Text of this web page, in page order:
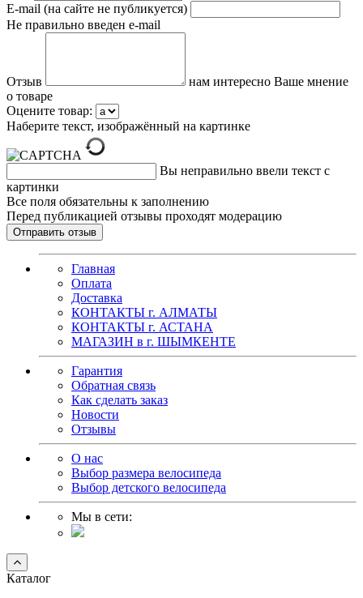
E-mail (на сайте не публикуется)
Не правильно введен e-mail
Отзыв
нам интересно Ваше мнение
о товаре
Оцените товар:
Наберите текст, изображённый на картинке
Вы неправильно ввели текст с
картинки
Все поля обязательны к заполнению
Перед публикацией отзывы проходят модерацию
Главная
Оплата
Доставка
КОНТАКТЫ г. АЛМАТЫ
КОНТАКТЫ г. АСТАНА
МАГАЗИН в г. ШЫМКЕНТЕ
Гарантия
Обратная связь
Как сделать заказ
Новости
Отзывы
О нас
Выбор размера велосипеда
Выбор детского велосипеда
Мы в сети:
Каталог